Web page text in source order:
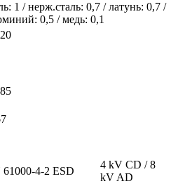
1 / нерж.сталь: 0,7 / латунь: 0,7 /
0,5 / медь: 0,1
61000-4-2 ESD
4 kV CD / 8
kV AD